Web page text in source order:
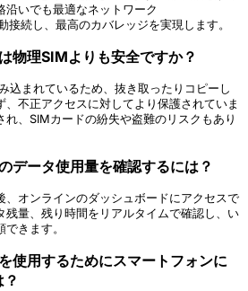
沿いでも最適なネットワーク
接続し、最高のカバレッジを実現します。
物理SIMよりも安全ですか？
込まれているため、抜き取ったりコピーし
、不正アクセスに対してより保護されていま
れ、SIMカードの紛失や盗難のリスクもあり
データ使用量を確認するには？
、オンラインのダッシュボードにアクセスで
残量、残り時間をリアルタイムで確認し、い
きます。
使用するためにスマートフォンに